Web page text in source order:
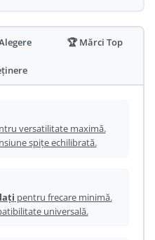
🏆 Mărci Top
versatilitate maximă.
spițe echilibrată.
pentru frecare minimă.
universală.